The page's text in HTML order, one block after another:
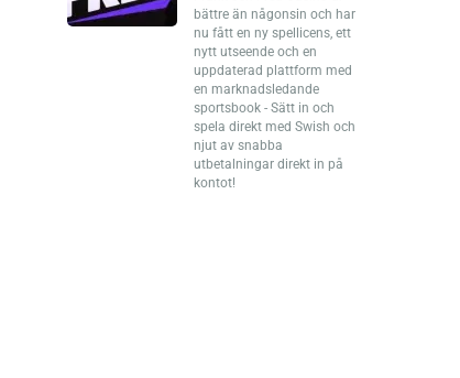
bättre än någonsin och har
nu fått en ny spellicens, ett
nytt utseende och en
uppdaterad plattform med
en marknadsledande
sportsbook - Sätt in och
spela direkt med Swish och
njut av snabba
utbetalningar direkt in på
kontot!